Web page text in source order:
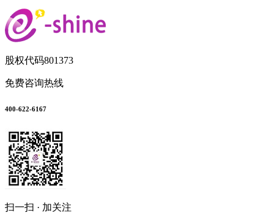
股权代码801373
免费咨询热线
400-622-6167
扫一扫 · 加关注